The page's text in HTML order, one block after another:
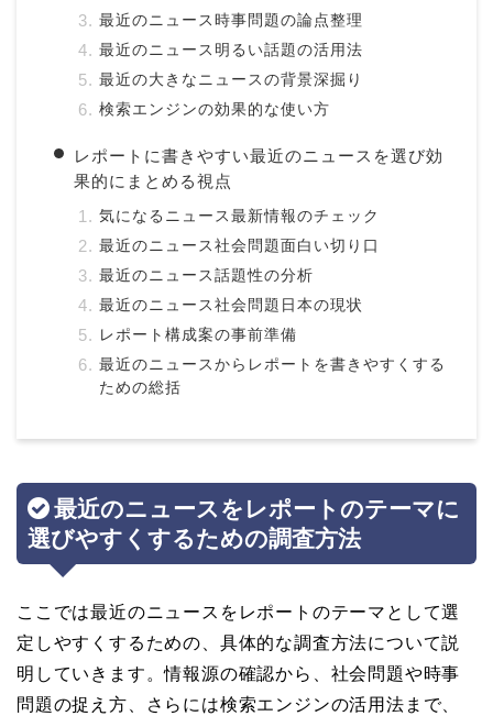
最近のニュース時事問題の論点整理
最近のニュース明るい話題の活用法
最近の大きなニュースの背景深掘り
検索エンジンの効果的な使い方
レポートに書きやすい最近のニュースを選び効
果的にまとめる視点
気になるニュース最新情報のチェック
最近のニュース社会問題面白い切り口
最近のニュース話題性の分析
最近のニュース社会問題日本の現状
レポート構成案の事前準備
最近のニュースからレポートを書きやすくする
ための総括
最近のニュースをレポートのテーマに
選びやすくするための調査方法
ここでは最近のニュースをレポートのテーマとして選
定しやすくするための、具体的な調査方法について説
明していきます。情報源の確認から、社会問題や時事
問題の捉え方、さらには検索エンジンの活用法まで、